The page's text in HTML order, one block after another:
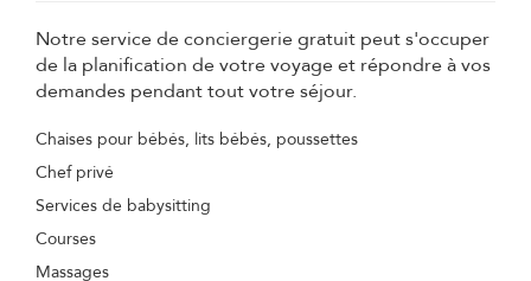
Notre service de conciergerie gratuit peut s'occuper
de la planification de votre voyage et répondre à vos
demandes pendant tout votre séjour.
Chaises pour bébés, lits bébés, poussettes
Chef privé
Services de babysitting
Courses
Massages